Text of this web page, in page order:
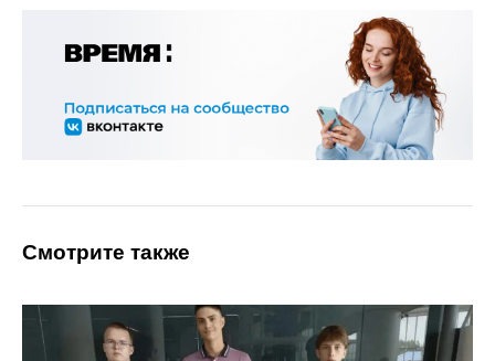
Смотрите также